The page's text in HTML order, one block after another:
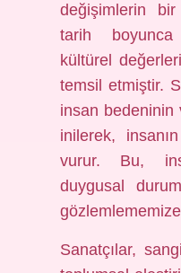
değişimlerin bir
tarih boyunca
kültürel
temsil etmiştir.
insan bedeninin
inilerek,
vurur. Bu,
duygusal
Sanatçılar,